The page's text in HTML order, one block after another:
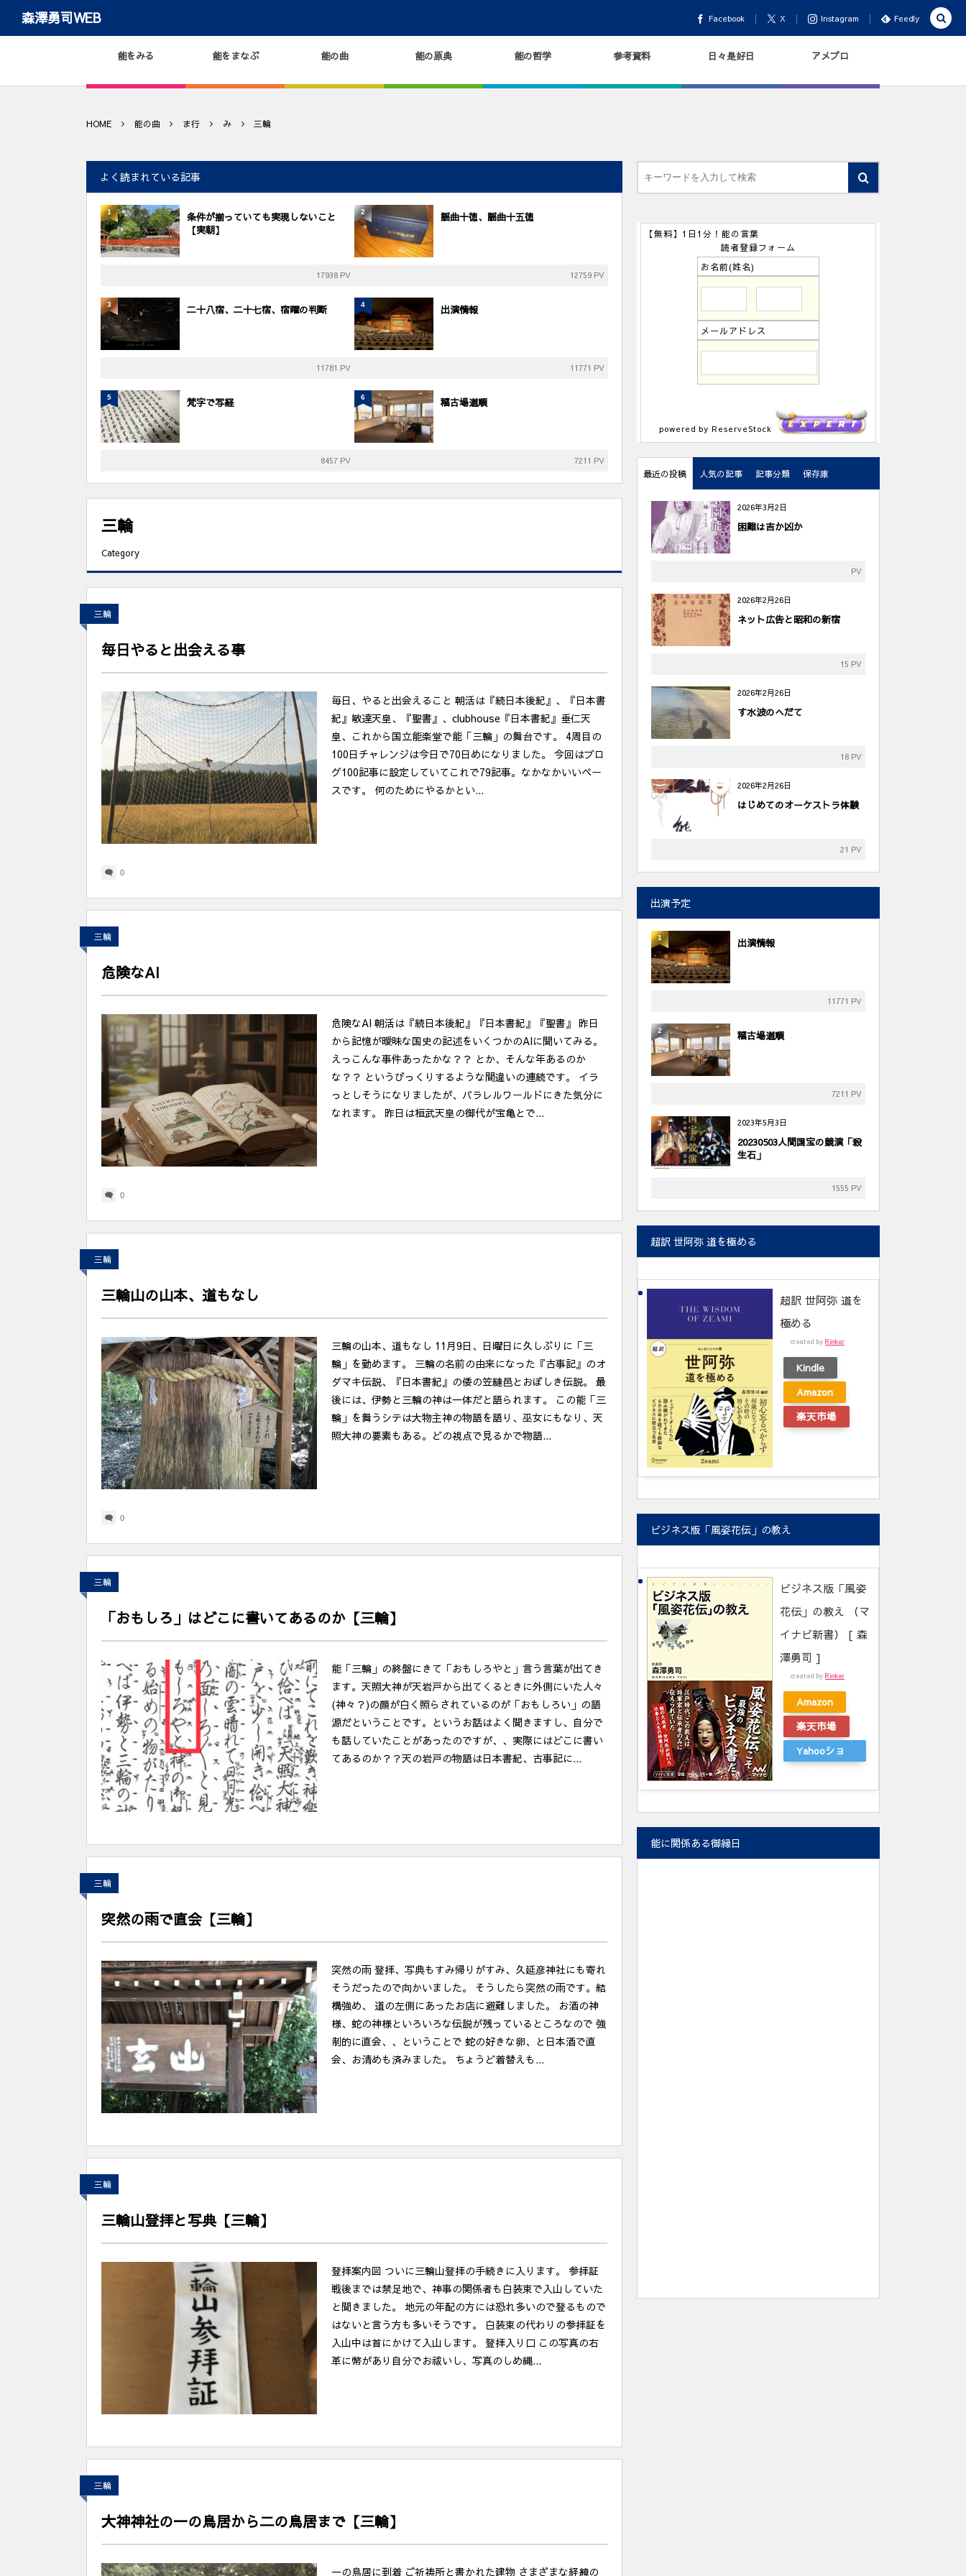
森澤勇司WEB Facebook X Instagram Feedly
能をみる 能をまなぶ 能の曲 能の原典 能の哲学 参考資料 日々是好日 アメブロ
HOME 能の曲 ま行 み 三輪
よく読まれている記事
1
条件が揃っていても実現しないこと
【実朝】
17938 PV
2 謡曲十徳、謡曲十五徳
12759 PV
3 二十八宿、二十七宿、宿曜の判断
11781 PV
4 出演情報
11771 PV
5 梵字で写経
8457 PV
6 稽古場道順
7211 PV
三輪
Category
三輪
毎日やると出会える事
毎日、やると出会えること 朝活は『続日本後紀』、『日本書
紀』敏達天皇、『聖書』、clubhouse『日本書紀』垂仁天
皇、これから国立能楽堂で能「三輪」の舞台です。 4周目の
100日チャレンジは今日で70日めになりました。 今回はブロ
グ100記事に設定していてこれで79記事。なかなかいいペー
スです。 何のためにやるかとい...
0
三輪
危険なAI
危険なAI 朝活は『続日本後紀』『日本書紀』『聖書』 昨日
から記憶が曖昧な国史の記述をいくつかのAIに聞いてみる。
えっこんな事件あったかな？？ とか、そんな年あるのか
な？？ というびっくりするような間違いの連続です。 イラ
っとしそうになりましたが、パラレルワールドにきた気分に
なれます。 昨日は桓武天皇の御代が宝亀とで...
0
三輪
三輪山の山本、道もなし
三輪の山本、道もなし 11月9日、日曜日に久しぶりに「三
輪」を勤めます。 三輪の名前の由来になった『古事記』のオ
ダマキ伝説、『日本書紀』の倭の笠縫邑とおぼしき伝説。 最
後には、伊勢と三輪の神は一体だと語られます。 この能「三
輪」を舞うシテは大物主神の物語を語り、巫女にもなり、天
照大神の要素もある。どの視点で見るかで物語...
0
三輪
「おもしろ」はどこに書いてあるのか【三輪】
能「三輪」の終盤にきて「おもしろやと」言う言葉が出てき
ます。天照大神が天岩戸から出てくるときに外側にいた人々
(神々？)の顔が白く照らされているのが「おもしろい」の語
源だということです。というお話はよく聞きますし、自分で
も話していたことがあったのですが、、実際にはどこに書い
てあるのか？？天の岩戸の物語は日本書紀、古事記に...
三輪
突然の雨で直会【三輪】
突然の雨 登拝、写典もすみ帰りがすみ、久延彦神社にも寄れ
そうだったので向かいました。 そうしたら突然の雨です。結
構強め、 道の左側にあったお店に避難しました。 お酒の神
様、蛇の神様といろいろな伝説が残っているところなので 強
制的に直会、、ということで 蛇の好きな卵、と日本酒で直
会、お清めも済みました。 ちょうど着替えも...
三輪
三輪山登拝と写典【三輪】
登拝案内図 ついに三輪山登拝の手続きに入ります。 参拝証
戦後までは禁足地で、神事の関係者も白装束で入山していた
と聞きました。 地元の年配の方には恐れ多いので登るもので
はないと言う方も多いそうです。 白装束の代わりの参拝証を
入山中は首にかけて入山します。 登拝入り口 この写真の右
革に幣があり自分でお祓いし、写真のしめ縄...
三輪
大神神社の一の鳥居から二の鳥居まで【三輪】
一の鳥居に到着 ご祈祷所と書かれた建物 さまざまな経緯の
【無料】1日1分！能の言葉
読者登録フォーム
お名前(姓名)
メールアドレス
powered by ReserveStock
最近の投稿 人気の記事 記事分類 保存庫
2026年3月2日
困難は吉か凶か
PV
2026年2月26日
ネット広告と昭和の新宿
15 PV
2026年2月26日
す水波のへだて
18 PV
2026年2月26日
はじめてのオーケストラ体験
21 PV
出演予定
1 出演情報
11771 PV
2 稽古場道順
7211 PV
3 2023年5月3日
20230503人間国宝の競演「殺
生石」
1555 PV
超訳 世阿弥 道を極める
超訳 世阿弥 道を
極める
created by Rinker
Kindle
Amazon
楽天市場
ビジネス版「風姿花伝」の教え
ビジネス版「風姿
花伝」の教え （マ
イナビ新書） [ 森
澤勇司 ]
created by Rinker
Amazon
楽天市場
Yahooショ
能に関係ある御縁日